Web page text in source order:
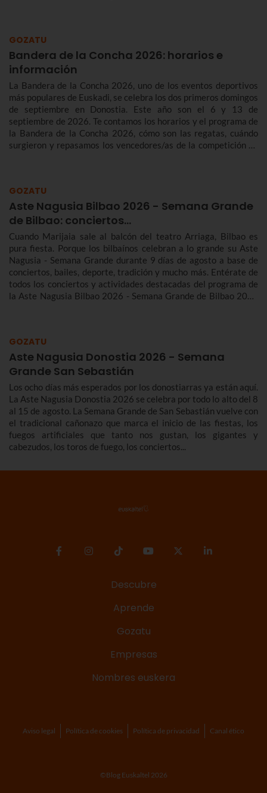
GOZATU
Bandera de la Concha 2026: horarios e
información
La Bandera de la Concha 2026, uno de los eventos deportivos
más populares de Euskadi, se celebra los dos primeros domingos
de septiembre en Donostia. Este año son el 6 y 13 de
septiembre de 2026. Te contamos los horarios y el programa de
la Bandera de la Concha 2026, cómo son las regatas, cuándo
surgieron y repasamos los vencedores/as de la competición de
GOZATU
Aste Nagusia Bilbao 2026 - Semana Grande
de Bilbao: conciertos…
Cuando Marijaia sale al balcón del teatro Arriaga, Bilbao es
pura fiesta. Porque los bilbaínos celebran a lo grande su Aste
Nagusia - Semana Grande durante 9 días de agosto a base de
conciertos, bailes, deporte, tradición y mucho más. Entérate de
todos los conciertos y actividades destacadas del programa de
la Aste Nagusia Bilbao 2026 - Semana Grande de Bilbao 2026
GOZATU
Aste Nagusia Donostia 2026 - Semana
Grande San Sebastián
Los ocho días más esperados por los donostiarras ya están aquí.
La Aste Nagusia Donostia 2026 se celebra por todo lo alto del 8
al 15 de agosto. La Semana Grande de San Sebastián vuelve con
el tradicional cañonazo que marca el inicio de las fiestas, los
fuegos artificiales que tanto nos gustan, los gigantes y
cabezudos, los toros de fuego, los conciertos...
Descubre
Aprende
Gozatu
Empresas
Nombres euskera
Aviso legal Política de cookies Política de privacidad Canal ético
©Blog Euskaltel 2026